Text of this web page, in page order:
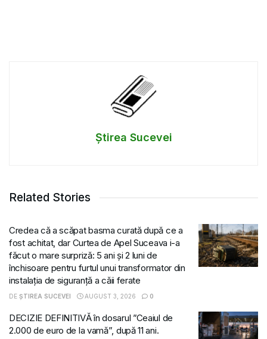
Știrea Sucevei
Related Stories
Credea că a scăpat basma curată după ce a
fost achitat, dar Curtea de Apel Suceava i-a
făcut o mare surpriză: 5 ani și 2 luni de
închisoare pentru furtul unui transformator din
instalația de siguranță a căii ferate
DE ȘTIREA SUCEVEI AUGUST 3, 2026 0
DECIZIE DEFINITIVĂ în dosarul ”Ceaiul de
2.000 de euro de la vamă”, după 11 ani.